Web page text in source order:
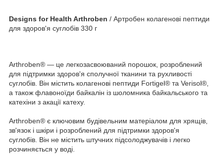
Designs for Health Arthroben / Артробен колагенові пептиди
для здоров'я суглобів 330 г
Arthroben® — це легкозасвоюваний порошок, розроблений
для підтримки здоров'я сполучної тканини та рухливості
суглобів. Він містить колагенові пептиди Fortigel® та Verisol®,
а також флавоноїди байкалін із шоломника байкальського та
катехіни з акації катеху.
Arthroben® є ключовим будівельним матеріалом для хрящів,
зв'язок і шкіри і розроблений для підтримки здоров'я
суглобів. Він не містить штучних підсолоджувачів і легко
розчиняється у воді.